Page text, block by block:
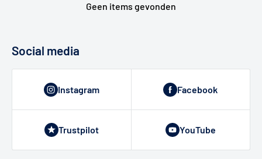
Geen items gevonden
Social media
Instagram Facebook
Trustpilot YouTube